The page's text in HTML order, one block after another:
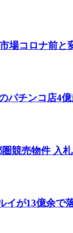
場コロナ前
パチンコ店4
競売物件 入
イが13億余で